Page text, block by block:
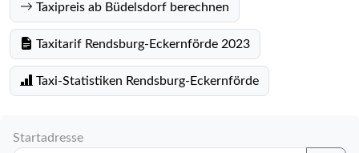
Taxipreis ab Büdelsdorf berechnen
Taxitarif Rendsburg-Eckernförde 2023
Taxi-Statistiken Rendsburg-Eckernförde
Startadresse